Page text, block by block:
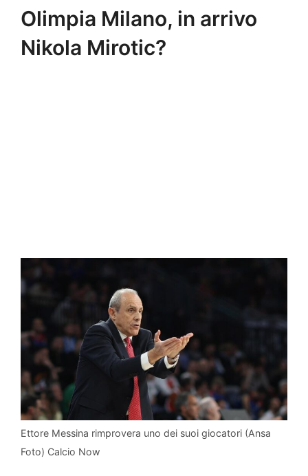
Olimpia Milano, in arrivo
Nikola Mirotic?
Ettore Messina rimprovera uno dei suoi giocatori (Ansa
Foto) Calcio Now